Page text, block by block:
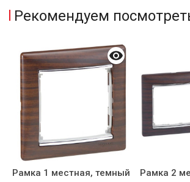
Рекомендуем
Рамка 1 местная, темный
Рамка 2